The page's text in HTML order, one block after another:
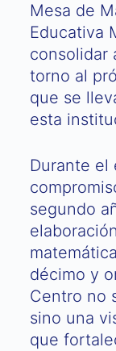
Mesa de
Educativa
consolidar
torno al
que se
esta
Durante el
segundo
décimo y
Centro no
sino una
que